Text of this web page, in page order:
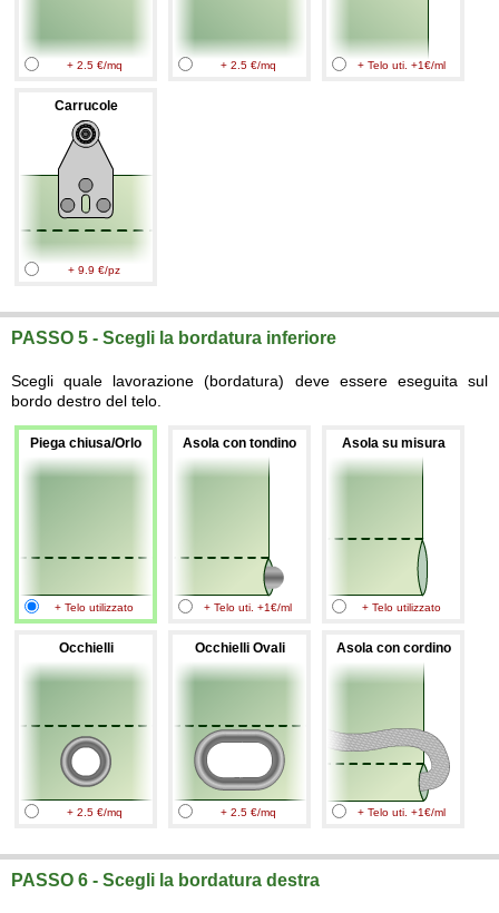
+ 2.5 €/mq + 2.5 €/mq + Telo uti. +1€/ml
Carrucole
+ 9.9 €/pz
PASSO 5 - Scegli la bordatura inferiore
Scegli quale lavorazione (bordatura) deve essere eseguita sul
bordo destro del telo.
Piega chiusa/Orlo
+ Telo utilizzato
Asola con tondino
+ Telo uti. +1€/ml
Asola su misura
+ Telo utilizzato
Occhielli
+ 2.5 €/mq
Occhielli Ovali
+ 2.5 €/mq
Asola con cordino
+ Telo uti. +1€/ml
PASSO 6 - Scegli la bordatura destra